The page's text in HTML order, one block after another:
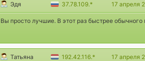
Эдя 37.78.109.* 17 апреля
Вы просто лучшие. В этот раз быстрее обычного
Татьяна 192.42.116.* 17 апреля